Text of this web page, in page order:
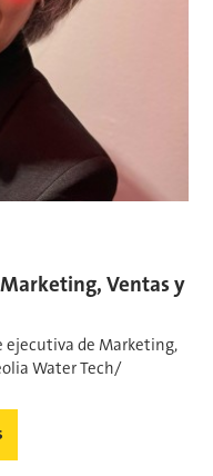
Ventas y
ejecutiva de Marketing,
Water Tech/